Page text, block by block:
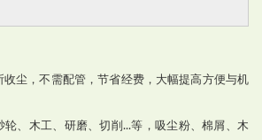
收尘，不需配管，节省经费，大幅提高方便与机
轮、木工、研磨、切削...等，吸尘粉、棉屑、木